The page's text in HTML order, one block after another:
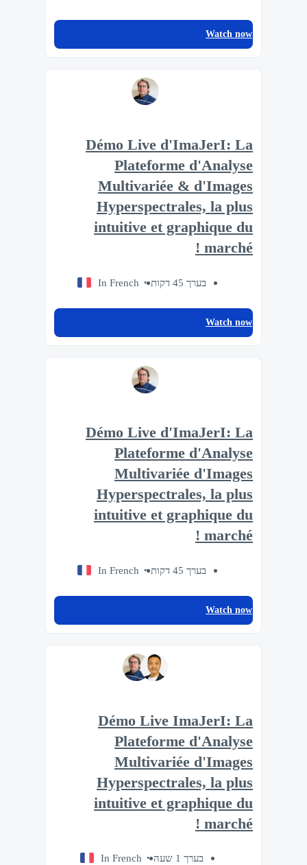
Watch now
Démo Live d'ImaJerI: La
Plateforme d'Analyse
Multivariée & d'Images
Hyperspectrales, la plus
intuitive et graphique du
marché !
בערך 45 דקות In French
Watch now
Démo Live d'ImaJerI: La
Plateforme d'Analyse
Multivariée d'Images
Hyperspectrales, la plus
intuitive et graphique du
marché !
בערך 45 דקות In French
Watch now
Démo Live ImaJerI: La
Plateforme d'Analyse
Multivariée d'Images
Hyperspectrales, la plus
intuitive et graphique du
marché !
בערך 1 שעה In French